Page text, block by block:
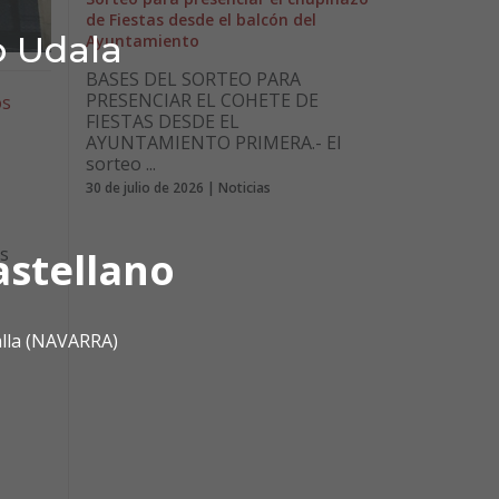
Udala
(NAVARRA)
de Fiestas desde el balcón del
Ayuntamiento
BASES DEL SORTEO PARA
PRESENCIAR EL COHETE DE
FIESTAS DESDE EL
AYUNTAMIENTO PRIMERA.- El
sorteo ...
30 de julio de 2026 | Noticias